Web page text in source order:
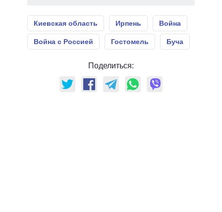
Киевская область Ирпень Война
Война с Россией Гостомель Буча
Поделиться: